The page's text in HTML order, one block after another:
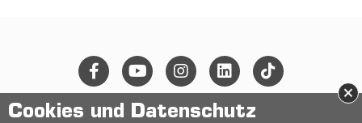
Cookies und Datenschutz
×